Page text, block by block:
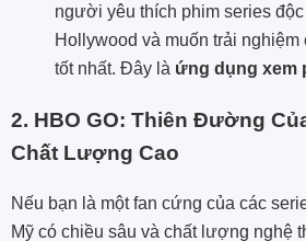
người yêu thích phim series
Hollywood và muốn trải
tốt nhất. Đây là ứng dụng xem
2. HBO GO: Thiên Đường
Chất Lượng Cao
Nếu bạn là một fan cứng của các
Mỹ có chiều sâu và chất lượng nghệ